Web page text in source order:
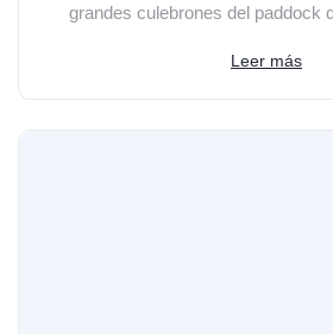
grandes culebrones del paddock
Leer más